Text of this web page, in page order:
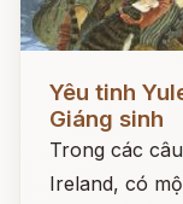
Yêu tinh
Giáng sinh
Trong các
Ireland, có